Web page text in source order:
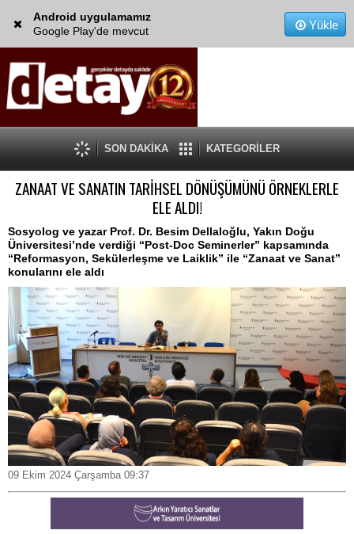
Android uygulamamız
Google Play'de mevcut
Yükle
SON DAKİKA KATEGORİLER
ZANAAT VE SANATIN TARİHSEL DÖNÜŞÜMÜNÜ ÖRNEKLERLE
ELE ALDI!
Sosyolog ve yazar Prof. Dr. Besim Dellaloğlu, Yakın Doğu
Üniversitesi’nde verdiği “Post-Doc Seminerler” kapsamında
“Reformasyon, Sekülerleşme ve Laiklik” ile “Zanaat ve Sanat”
konularını ele aldı
09 Ekim 2024 Çarşamba 09:37